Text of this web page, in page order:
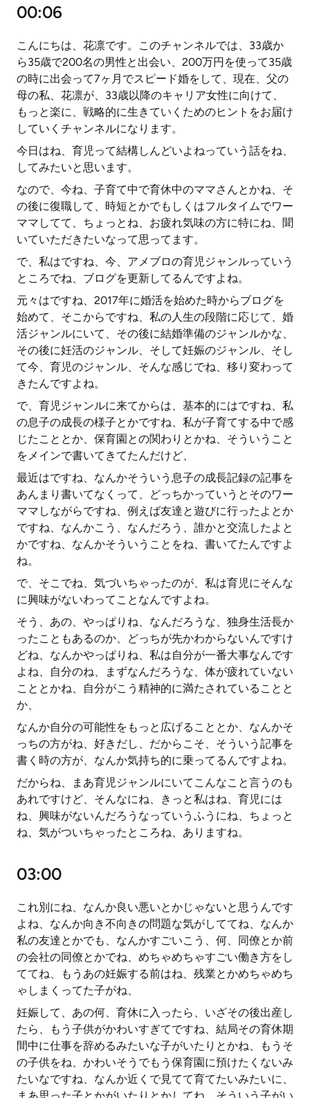
00:06
こんにちは、花凛です。このチャンネルでは、33歳か
ら35歳で200名の男性と出会い、200万円を使って35歳
の時に出会って7ヶ月でスピード婚をして、現在、父の
母の私、花凛が、33歳以降のキャリア女性に向けて、
もっと楽に、戦略的に生きていくためのヒントをお届け
していくチャンネルになります。
今日はね、育児って結構しんどいよねっていう話をね、
してみたいと思います。
なので、今ね、子育て中で育休中のママさんとかね、そ
の後に復職して、時短とかでもしくはフルタイムでワー
ママしてて、ちょっとね、お疲れ気味の方に特にね、聞
いていただきたいなって思ってます。
で、私はですね、今、アメブロの育児ジャンルっていう
ところでね、ブログを更新してるんですよね。
元々はですね、2017年に婚活を始めた時からブログを
始めて、そこからですね、私の人生の段階に応じて、婚
活ジャンルにいて、その後に結婚準備のジャンルかな、
その後に妊活のジャンル、そして妊娠のジャンル、そし
て今、育児のジャンル、そんな感じでね、移り変わって
きたんですよね。
で、育児ジャンルに来てからは、基本的にはですね、私
の息子の成長の様子とかですね、私が子育てする中で感
じたこととか、保育園との関わりとかね、そういうこと
をメインで書いてきてたんだけど、
最近はですね、なんかそういう息子の成長記録の記事を
あんまり書いてなくって、どっちかっていうとそのワー
ママしながらですね、例えば友達と遊びに行ったよとか
ですね、なんかこう、なんだろう、誰かと交流したよと
かですね、なんかそういうことをね、書いてたんですよ
ね。
で、そこでね、気づいちゃったのが、私は育児にそんな
に興味がないわってことなんですよね。
そう、あの、やっぱりね、なんだろうな、独身生活長か
ったこともあるのか、どっちが先かわからないんですけ
どね、なんかやっぱりね、私は自分が一番大事なんです
よね、自分のね、まずなんだろうな、体が疲れていない
こととかね、自分がこう精神的に満たされていることと
か、
なんか自分の可能性をもっと広げることとか、なんかそ
っちの方がね、好きだし、だからこそ、そういう記事を
書く時の方が、なんか気持ち的に乗ってるんですよね。
だからね、まあ育児ジャンルにいてこんなこと言うのも
あれですけど、そんなにね、きっと私はね、育児には
ね、興味がないんだろうなっていうふうにね、ちょっと
ね、気がついちゃったところね、ありますね。
03:00
これ別にね、なんか良い悪いとかじゃないと思うんです
よね、なんか向き不向きの問題な気がしててね、なんか
私の友達とかでも、なんかすごいこう、何、同僚とか前
の会社の同僚とかでね、めちゃめちゃすごい働き方をし
ててね、もうあの妊娠する前はね、残業とかめちゃめち
ゃしまくってた子がね、
妊娠して、あの何、育休に入ったら、いざその後出産し
たら、もう子供がかわいすぎてですね、結局その育休期
間中に仕事を辞めるみたいな子がいたりとかね、もうそ
の子供をね、かわいそうでもう保育園に預けたくないみ
たいなですね、なんか近くで見てて育てたいみたいに、